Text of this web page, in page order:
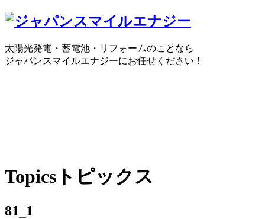
太陽光発電・蓄電池・リフォームのことなら
ジャパンスマイルエナジーにお任せください！
Topics トピックス
81_1